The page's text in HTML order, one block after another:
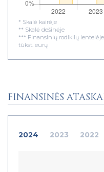
* Skalė kairėje
** Skalė dešinėje
*** Finansinių rodiklių
tūkst. eurų
FINANSINĖS
2024 2023 2022